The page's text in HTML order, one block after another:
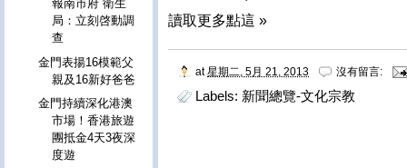
讀取更多點這 »
at星期二, 5月 21, 2013 沒有留言:
Labels: 新聞總覽-文化宗教
報南市府 衛生
局：立刻啓動調
查
金門表揚16模範父
親及16新好爸爸
金門持續深化港澳
市場！香港旅遊
團抵金4天3夜深
度遊